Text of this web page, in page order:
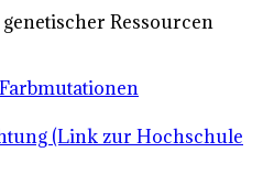
Ressourcen
(Link zur Hochschule